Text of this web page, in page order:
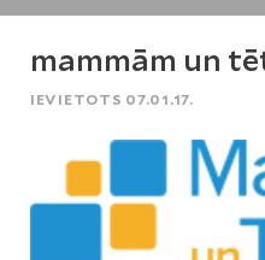
mammām un
IEVIETOTS 07.01.17.